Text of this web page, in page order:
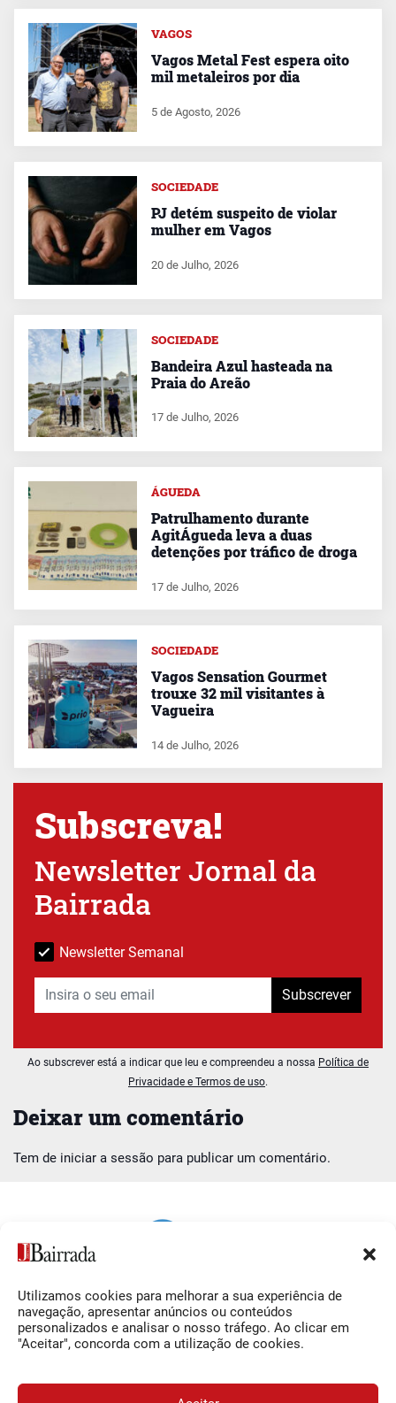
Utilizamos cookies para melhorar a sua experiência de
navegação, apresentar anúncios ou conteúdos
personalizados e analisar o nosso tráfego. Ao clicar em
"Aceitar", concorda com a utilização de cookies.
Deixar um comentário
Tem de iniciar a sessão para publicar um comentário.
VAGOS
Vagos Metal Fest espera oito
mil metaleiros por dia
5 de Agosto, 2026
SOCIEDADE
PJ detém suspeito de violar
mulher em Vagos
20 de Julho, 2026
SOCIEDADE
Bandeira Azul hasteada na
Praia do Areão
17 de Julho, 2026
ÁGUEDA
Patrulhamento durante
AgitÁgueda leva a duas
detenções por tráfico de droga
17 de Julho, 2026
SOCIEDADE
Vagos Sensation Gourmet
trouxe 32 mil visitantes à
Vagueira
14 de Julho, 2026
Subscreva!
Newsletter Jornal da
Bairrada
Newsletter Semanal
Subscrever
Ao subscrever está a indicar que leu e compreendeu a nossa Política de
Privacidade e Termos de uso.
Siga-nos
Facebook
O Jornal da Bairrada
Contactos